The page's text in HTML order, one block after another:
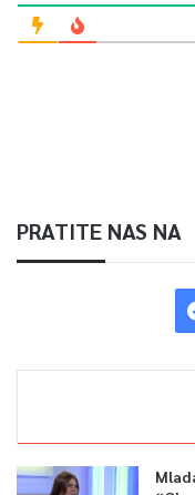
PRATITE NAS NA